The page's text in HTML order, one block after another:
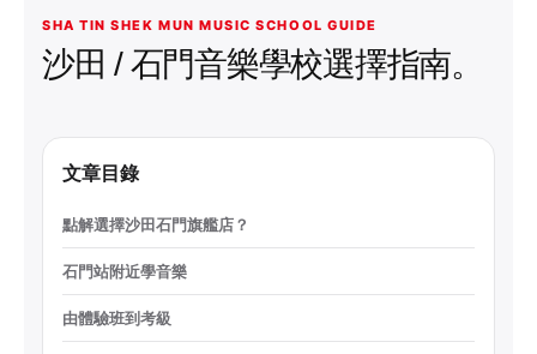
SHA TIN SHEK MUN MUSIC SCHOOL GUIDE
沙田 / 石門音樂學校選擇指南。
文章目錄
點解選擇沙田石門旗艦店？
石門站附近學音樂
由體驗班到考級